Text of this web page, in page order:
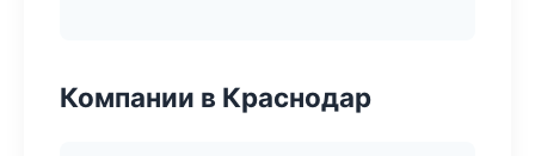
Компании в Краснодар